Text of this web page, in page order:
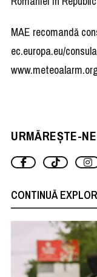
MAE recomandă
ec.europa.eu/
URMĂREȘTE-
CONTINUĂ